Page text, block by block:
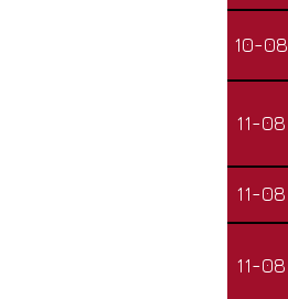
10-08
11-08
11-08
11-08